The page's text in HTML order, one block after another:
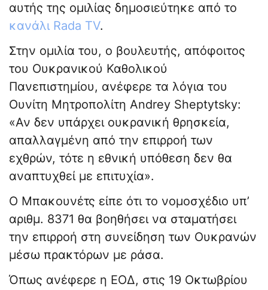
αυτής της ομιλίας δημοσιεύτηκε από το
κανάλι Rada TV.
Στην ομιλία του, ο βουλευτής, απόφοιτος
του Ουκρανικού Καθολικού
Πανεπιστημίου, ανέφερε τα λόγια του
Ουνίτη Μητροπολίτη Andrey Sheptytsky:
«Αν δεν υπάρχει ουκρανική θρησκεία,
απαλλαγμένη από την επιρροή των
εχθρών, τότε η εθνική υπόθεση δεν θα
αναπτυχθεί με επιτυχία».
Ο Μπακουνέτς είπε ότι το νομοσχέδιο υπ’
αριθμ. 8371 θα βοηθήσει να σταματήσει
την επιρροή στη συνείδηση των Ουκρανών
μέσω πρακτόρων με ράσα.
Όπως ανέφερε η ΕΟΔ, στις 19 Οκτωβρίου